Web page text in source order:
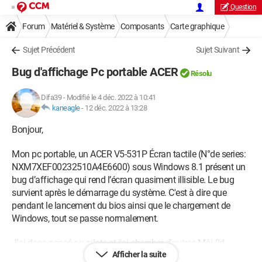
Question
Forum Matériel & Système Composants Carte graphique
Sujet Précédent Sujet Suivant
Bug d'affichage Pc portable ACER Résolu
Difa39- Modifié le 4 déc. 2022 à 10:41
kaneagle- 12 déc. 2022 à 13:28
Bonjour,
Mon pc portable, un ACER V5-531P Écran tactile (N°de series:
NXM7XEF00232510A4E6600) sous Windows 8.1 présent un
bug d’affichage qui rend l’écran quasiment illisible. Le bug
survient après le démarrage du système. C'est à dire que
pendant le lancement du bios ainsi que le chargement de
Windows, tout se passe normalement.
J'ai donc pensé au pilote et j'ai chercher d'autres Màj (Id
Matériel : PCI\VEN_8086&DEV_0106&SUBSYS
Afficher la suite